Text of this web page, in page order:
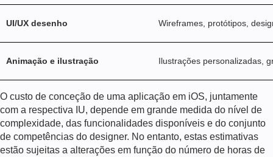
UI/UX desenho Wireframes, protótipos,
Animação e ilustração Ilustrações personalizadas,
O custo de conceção de uma aplicação em iOS, juntamente
com a respectiva IU, depende em grande medida do nível de
complexidade, das funcionalidades disponíveis e do conjunto
de competências do designer. No entanto, estas estimativas
estão sujeitas a alterações em função do número de horas de